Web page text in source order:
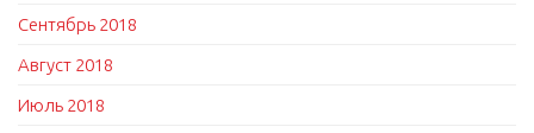
Сентябрь 2018
Август 2018
Июль 2018